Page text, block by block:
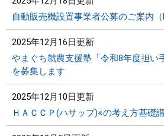
教育・文化・スポーツ
しごと・産業・観光
まちづくり
県政情報
自動販売機設置事業者公募のご案内（
2025年12月16日更新
やまぐち就農支援塾「令和8年度担い
を募集します
2025年12月10日更新
ＨＡＣＣＰ(ハサップ)※の考え方基礎